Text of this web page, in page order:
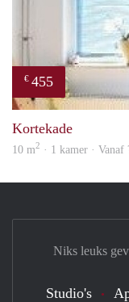
€ 455
Kortekade
10 m2 · 1 kamer ·
Niks leuks
Studio's